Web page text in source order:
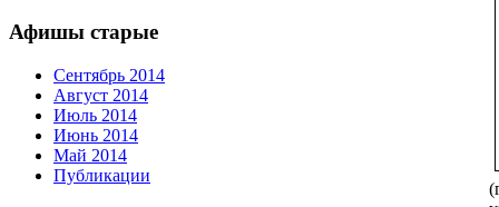
Афишы старые
Сентябрь 2014
Август 2014
Июль 2014
Июнь 2014
Май 2014
Публикации